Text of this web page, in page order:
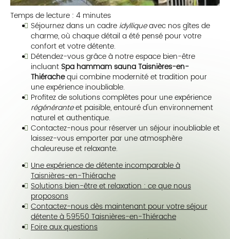
Temps de lecture : 4 minutes
Séjournez dans un cadre idylliqueavec nos gîtes de
charme, où chaque détail a été pensé pour votre
confort et votre détente.
Détendez-vous grâce à notre espace bien-être
incluantSpa hammam sauna Taisnières-en-
Thiérachequi combine modernité et tradition pour
une expérience inoubliable.
Profitez de solutions complètes pour une expérience
régénéranteet paisible, entouré d'un environnement
naturel et authentique.
Contactez-nous pour réserver un séjour inoubliable et
laissez-vous emporter par une atmosphère
chaleureuse et relaxante.
Une expérience de détente incomparable à
Taisnières-en-Thiérache
Solutions bien-être et relaxation : ce que nous
proposons
Contactez-nous dès maintenant pour votre séjour
détente à 59550 Taisnières-en-Thiérache
Foire aux questions